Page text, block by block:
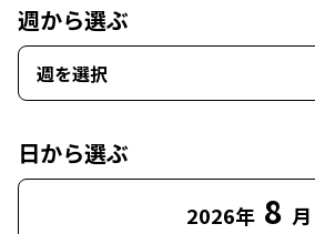
週から選ぶ
週を選択
日から選ぶ
2026年 8 月